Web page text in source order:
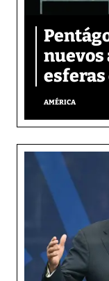
nuevos
esferas
AMÉRICA